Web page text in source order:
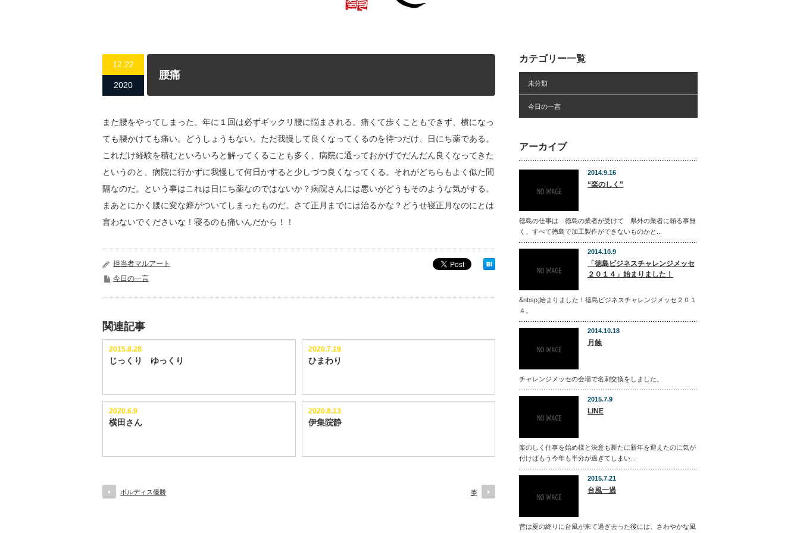
12.22
2020
腰痛
また腰をやってしまった。年に１回は必ずギックリ腰に悩まされる。痛くて歩くこともできず、横になっ
ても腰かけても痛い。どうしょうもない。ただ我慢して良くなってくるのを待つだけ、日にち薬である。
これだけ経験を積むといろいろと解ってくることも多く、病院に通っておかげでだんだん良くなってきた
というのと、病院に行かずに我慢して何日かすると少しづつ良くなってくる。それがどちらもよく似た間
隔なのだ。という事はこれは日にち薬なのではないか？病院さんには悪いがどうもそのような気がする。
まあとにかく腰に変な癖がついてしまったものだ。さて正月までには治るかな？どうせ寝正月なのにとは
言わないでくださいな！寝るのも痛いんだから！！
担当者マルアート
今日の一言
関連記事
2015.8.28
じっくり ゆっくり
2020.7.19
ひまわり
2020.6.9
横田さん
2020.8.13
伊集院静
ボルディス優勝 夢
カテゴリー一覧
未分類
今日の一言
アーカイブ
2014.9.16
“楽のしく”
徳島の仕事は 徳島の業者が受けて 県外の業者に頼る事無
く、すべて徳島で加工製作ができないものかと...
2014.10.9
「徳島ビジネスチャレンジメッセ
２０１４」始まりました！
&nbsp;始まりました！徳島ビジネスチャレンジメッセ２０１
４。
2014.10.18
月蝕
チャレンジメッセの会場で名刺交換をしました。
2015.7.9
LINE
楽のしく仕事を始め様と決意も新たに新年を迎えたのに気が
付けばもう今年も半分が過ぎてしまい...
2015.7.21
台風一過
昔は夏の終りに台風が来て過ぎ去った後には、さわやかな風